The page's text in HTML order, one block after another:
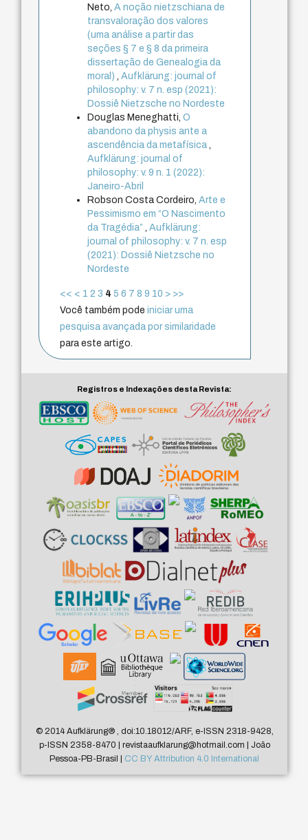
Neto,A noção nietzschiana de
transvaloração dos valores
(uma análise a partir das
seções § 7 e § 8 da primeira
dissertação de Genealogia da
moral),Aufklärung: journal of
philosophy: v. 7 n. esp (2021):
Dossiê Nietzsche no Nordeste
Douglas Meneghatti,O
abandono da physis ante a
ascendência da metafísica,
Aufklärung: journal of
philosophy: v. 9 n. 1 (2022):
Janeiro-Abril
Robson Costa Cordeiro,Arte e
Pessimismo em “O Nascimento
da Tragédia”,Aufklärung:
journal of philosophy: v. 7 n. esp
(2021): Dossiê Nietzsche no
Nordeste
<< < 1 2 3 4 5 6 7 8 9 10 > >>
Você também podeiniciar uma
pesquisa avançada por similaridade
para este artigo.
Registros e Indexações desta Revista:
© 2014 Aufklärung®, doi:10.18012/ARF, e-ISSN 2318-9428,
p-ISSN 2358-8470 | revistaaufklarung@hotmail.com | João
Pessoa-PB-Brasil | CC BY Attribution 4.0 International